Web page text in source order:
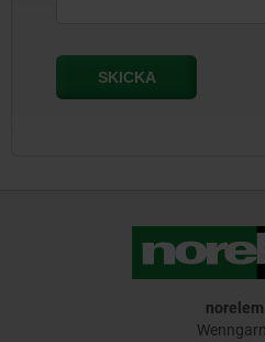
norelem